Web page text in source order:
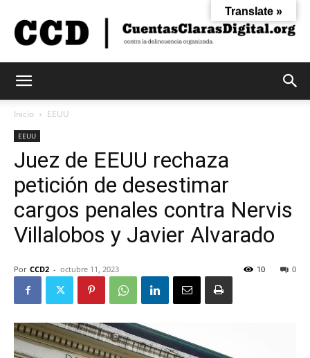
Claras
Digital
Inicio EEUU
EEUU
Juez de EEUU rechaza
petición de desestimar
cargos penales contra Nervis
Villalobos y Javier Alvarado
Por CCD2 - octubre 11, 2023 0
10
Translate »